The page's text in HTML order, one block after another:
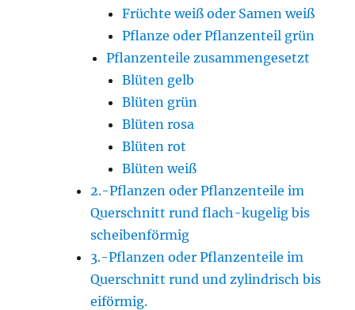
Früchte weiß oder Samen weiß
Pflanze oder Pflanzenteil grün
Pflanzenteile zusammengesetzt
Blüten gelb
Blüten grün
Blüten rosa
Blüten rot
Blüten weiß
2.-Pflanzen oder Pflanzenteile im
Querschnitt rund flach-kugelig bis
scheibenförmig
3.-Pflanzen oder Pflanzenteile im
Querschnitt rund und zylindrisch bis
eiförmig.